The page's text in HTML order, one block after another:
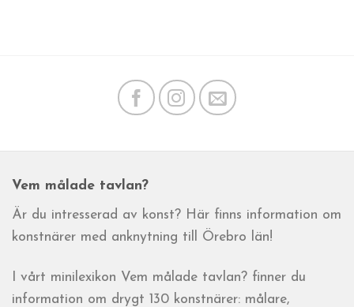
Vem målade tavlan?
Är du intresserad av konst? Här finns information om
konstnärer med anknytning till Örebro län!
I vårt minilexikon Vem målade tavlan? finner du
information om drygt 130 konstnärer: målare,